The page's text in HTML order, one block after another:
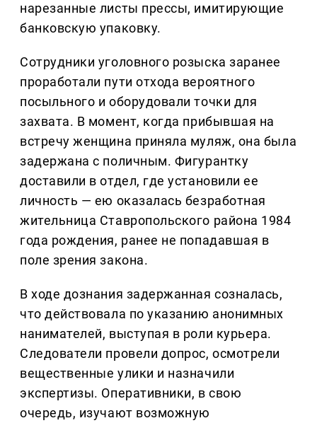
нарезанные листы прессы, имитирующие
банковскую упаковку.
Сотрудники уголовного розыска заранее
проработали пути отхода вероятного
посыльного и оборудовали точки для
захвата. В момент, когда прибывшая на
встречу женщина приняла муляж, она была
задержана с поличным. Фигурантку
доставили в отдел, где установили ее
личность — ею оказалась безработная
жительница Ставропольского района 1984
года рождения, ранее не попадавшая в
поле зрения закона.
В ходе дознания задержанная созналась,
что действовала по указанию анонимных
нанимателей, выступая в роли курьера.
Следователи провели допрос, осмотрели
вещественные улики и назначили
экспертизы. Оперативники, в свою
очередь, изучают возможную